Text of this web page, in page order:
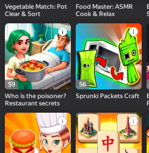
Vegetable Match: Pot
Clear & Sort
Food Master: ASMR
Cook & Relax
59
Who is the poisoner?
Restaurant secrets
56
Sprunki Packets Craft